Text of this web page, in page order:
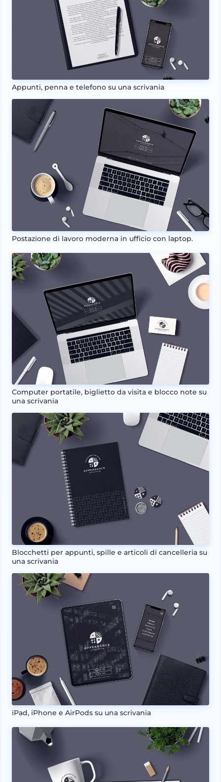
Appunti, penna e telefono su una scrivania
Postazione di lavoro moderna in ufficio con laptop.
Computer portatile, biglietto da visita e blocco note su
una scrivania
Blocchetti per appunti, spille e articoli di cancelleria su
una scrivania
iPad, iPhone e AirPods su una scrivania